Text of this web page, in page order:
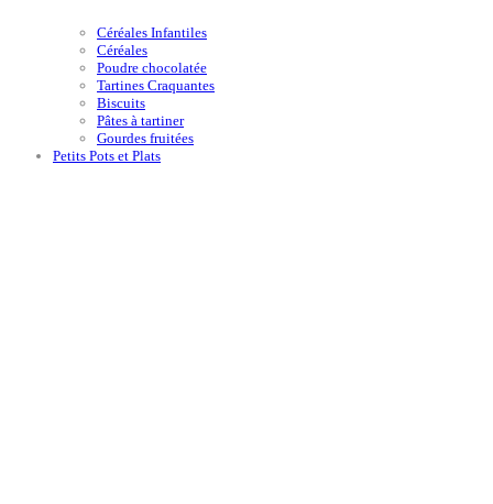
Céréales Infantiles
Céréales
Poudre chocolatée
Tartines Craquantes
Biscuits
Pâtes à tartiner
Gourdes fruitées
Petits Pots et Plats